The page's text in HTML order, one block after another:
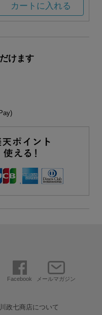
カートに入れる
けます
Facebook メールマガジン
政七商店について